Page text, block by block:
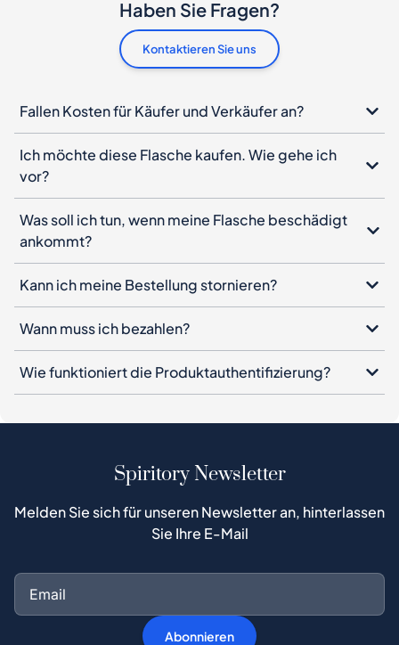
Haben Sie Fragen?
Kontaktieren Sie uns
Fallen Kosten für Käufer und Verkäufer an?
Ich möchte diese Flasche kaufen. Wie gehe ich
vor?
Was soll ich tun, wenn meine Flasche beschädigt
ankommt?
Kann ich meine Bestellung stornieren?
Wann muss ich bezahlen?
Wie funktioniert die Produktauthentifizierung?
Spiritory Newsletter
Melden Sie sich für unseren Newsletter an, hinterlassen
Sie Ihre E-Mail
Abonnieren